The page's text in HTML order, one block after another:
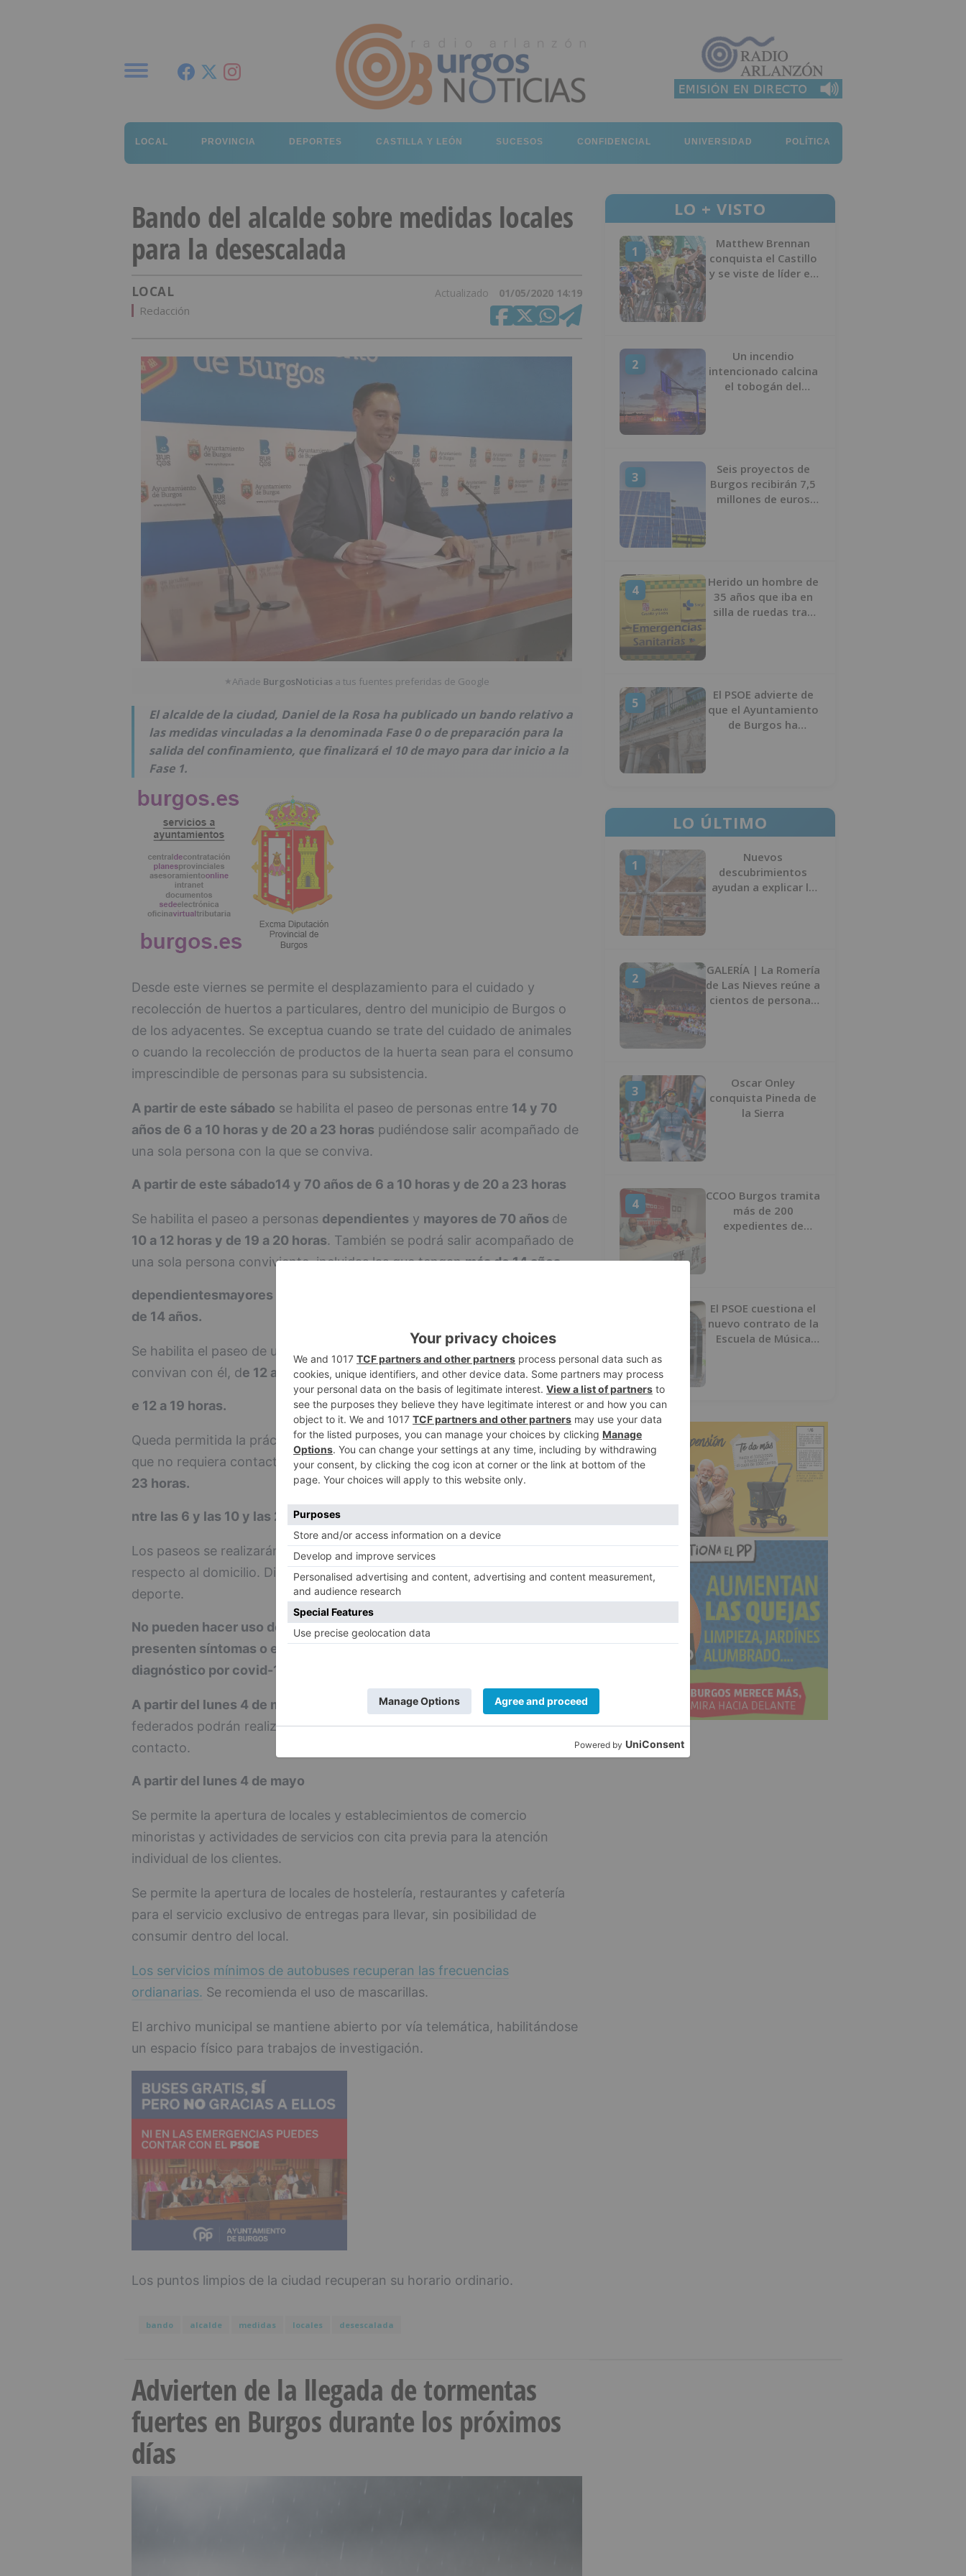
LOCAL PROVINCIA DEPORTES CASTILLA Y LEÓN SUCESOS CONFIDENCIAL UNIVERSIDAD POLÍTICA
Bando del alcalde sobre medidas locales
para la desescalada
LOCAL Actualizado 01/05/2020 14:19
Redacción
★Añade BurgosNoticias a tus fuentes preferidas de Google
El alcalde de la ciudad, Daniel de la Rosa ha publicado un bando relativo a
las medidas vinculadas a la denominada Fase 0 o de preparación para la
salida del confinamiento, que finalizará el 10 de mayo para dar inicio a la
Fase 1.
Desde este viernes se permite el desplazamiento para el cuidado y
recolección de huertos a particulares, dentro del municipio de Burgos o
de los adyacentes. Se exceptua cuando se trate del cuidado de animales
o cuando la recolección de productos de la huerta sean para el consumo
imprescindible de personas para su subsistencia.
A partir de este sábado se habilita el paseo de personas entre 14 y 70
años de 6 a 10 horas y de 20 a 23 horas pudiéndose salir acompañado de
una sola persona con la que se conviva.
A partir de este sábado14 y 70 años de 6 a 10 horas y de 20 a 23 horas
Se habilita el paseo a personas dependientes y mayores de 70 años de
10 a 12 horas y de 19 a 20 horas. También se podrá salir acompañado de
una sola persona conviviente, incluidas las que tenganmás de 14 años.
dependientesmayores de 70 años
de 14 años.
Se habilita el paseo de un adulto con un máximo de 3 niños/as que
convivan con él, de 12 a 19 horas.
e 12 a 19 horas.
Queda permitida la práctica no profesional de cualquier deporte individual
que no requiera contacto con terceros entre las 6 y las 10 y las 20 y las
23 horas.
ntre las 6 y las 10 y las 20 y las 23 horas.
Los paseos se realizarán con una distancia no superior a 1 kilómetro con
respecto al domicilio. Dicha limitación no es aplicable a la práctica del
deporte.
No pueden hacer uso de estas habilitaciones las personas que
presenten síntomas o estén en aislamiento domiciliario debido a un
diagnóstico por covid-19, o que estén en cuarentena domiciliaria.
A partir del lunes 4 de mayo
, los deportistas y clubs profesionales
federados podrán realizar entrenamientos con actividades físicas sin
contacto.
A partir del lunes 4 de mayo
Se permite la apertura de locales y establecimientos de comercio
minoristas y actividades de servicios con cita previa para la atención
individual de los clientes.
Se permite la apertura de locales de hostelería, restaurantes y cafetería
para el servicio exclusivo de entregas para llevar, sin posibilidad de
consumir dentro del local.
Los servicios mínimos de autobuses recuperan las frecuencias
ordianarias. Se recomienda el uso de mascarillas.
El archivo municipal se mantiene abierto por vía telemática, habilitándose
un espacio físico para trabajos de investigación.
Los puntos limpios de la ciudad recuperan su horario ordinario.
bando alcalde medidas locales desescalada
LO + VISTO
1
Matthew Brennan
conquista el Castillo
y se viste de líder en
2
Un incendio
intencionado calcina
el tobogán del
3
Seis proyectos de
Burgos recibirán 7,5
millones de euros
4
Herido un hombre de
35 años que iba en
silla de ruedas tras
5
El PSOE advierte de
que el Ayuntamiento
de Burgos ha
LO ÚLTIMO
1
Nuevos
descubrimientos
ayudan a explicar la
2
GALERÍA | La Romería
de Las Nieves reúne a
cientos de personas
3
Oscar Onley
conquista Pineda de
la Sierra
4
CCOO Burgos tramita
más de 200
expedientes de
El PSOE cuestiona el
nuevo contrato de la
Escuela de Música
Advierten de la llegada de tormentas
fuertes en Burgos durante los próximos
días